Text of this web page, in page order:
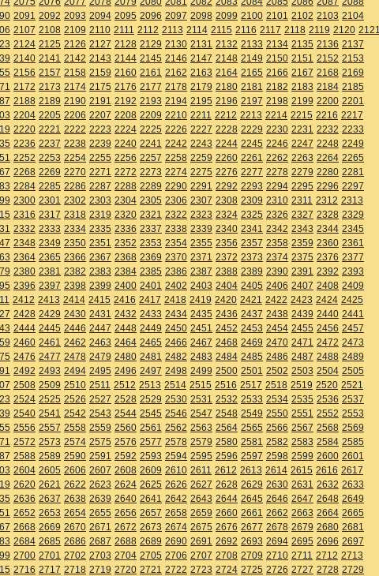
2091 2092 2093 2094 2095 2096 2097 2098 2099 2100 2101 2102 2103 2104
2107 2108 2109 2110 2111 2112 2113 2114 2115 2116 2117 2118 2119 2120 2121
2124 2125 2126 2127 2128 2129 2130 2131 2132 2133 2134 2135 2136 2137
2140 2141 2142 2143 2144 2145 2146 2147 2148 2149 2150 2151 2152 2153
2156 2157 2158 2159 2160 2161 2162 2163 2164 2165 2166 2167 2168 2169
2172 2173 2174 2175 2176 2177 2178 2179 2180 2181 2182 2183 2184 2185
2188 2189 2190 2191 2192 2193 2194 2195 2196 2197 2198 2199 2200 2201
2204 2205 2206 2207 2208 2209 2210 2211 2212 2213 2214 2215 2216 2217
2220 2221 2222 2223 2224 2225 2226 2227 2228 2229 2230 2231 2232 2233
2236 2237 2238 2239 2240 2241 2242 2243 2244 2245 2246 2247 2248 2249
2252 2253 2254 2255 2256 2257 2258 2259 2260 2261 2262 2263 2264 2265
2268 2269 2270 2271 2272 2273 2274 2275 2276 2277 2278 2279 2280 2281
2284 2285 2286 2287 2288 2289 2290 2291 2292 2293 2294 2295 2296 2297
2300 2301 2302 2303 2304 2305 2306 2307 2308 2309 2310 2311 2312 2313
2316 2317 2318 2319 2320 2321 2322 2323 2324 2325 2326 2327 2328 2329
2332 2333 2334 2335 2336 2337 2338 2339 2340 2341 2342 2343 2344 2345
2348 2349 2350 2351 2352 2353 2354 2355 2356 2357 2358 2359 2360 2361
2364 2365 2366 2367 2368 2369 2370 2371 2372 2373 2374 2375 2376 2377
2380 2381 2382 2383 2384 2385 2386 2387 2388 2389 2390 2391 2392 2393
2396 2397 2398 2399 2400 2401 2402 2403 2404 2405 2406 2407 2408 2409
2412 2413 2414 2415 2416 2417 2418 2419 2420 2421 2422 2423 2424 2425
2428 2429 2430 2431 2432 2433 2434 2435 2436 2437 2438 2439 2440 2441
2444 2445 2446 2447 2448 2449 2450 2451 2452 2453 2454 2455 2456 2457
2460 2461 2462 2463 2464 2465 2466 2467 2468 2469 2470 2471 2472 2473
2476 2477 2478 2479 2480 2481 2482 2483 2484 2485 2486 2487 2488 2489
2492 2493 2494 2495 2496 2497 2498 2499 2500 2501 2502 2503 2504 2505
2508 2509 2510 2511 2512 2513 2514 2515 2516 2517 2518 2519 2520 2521
2524 2525 2526 2527 2528 2529 2530 2531 2532 2533 2534 2535 2536 2537
2540 2541 2542 2543 2544 2545 2546 2547 2548 2549 2550 2551 2552 2553
2556 2557 2558 2559 2560 2561 2562 2563 2564 2565 2566 2567 2568 2569
2572 2573 2574 2575 2576 2577 2578 2579 2580 2581 2582 2583 2584 2585
2588 2589 2590 2591 2592 2593 2594 2595 2596 2597 2598 2599 2600 2601
2604 2605 2606 2607 2608 2609 2610 2611 2612 2613 2614 2615 2616 2617
2620 2621 2622 2623 2624 2625 2626 2627 2628 2629 2630 2631 2632 2633
2636 2637 2638 2639 2640 2641 2642 2643 2644 2645 2646 2647 2648 2649
2652 2653 2654 2655 2656 2657 2658 2659 2660 2661 2662 2663 2664 2665
2668 2669 2670 2671 2672 2673 2674 2675 2676 2677 2678 2679 2680 2681
2684 2685 2686 2687 2688 2689 2690 2691 2692 2693 2694 2695 2696 2697
2700 2701 2702 2703 2704 2705 2706 2707 2708 2709 2710 2711 2712 2713
2716 2717 2718 2719 2720 2721 2722 2723 2724 2725 2726 2727 2728 2729